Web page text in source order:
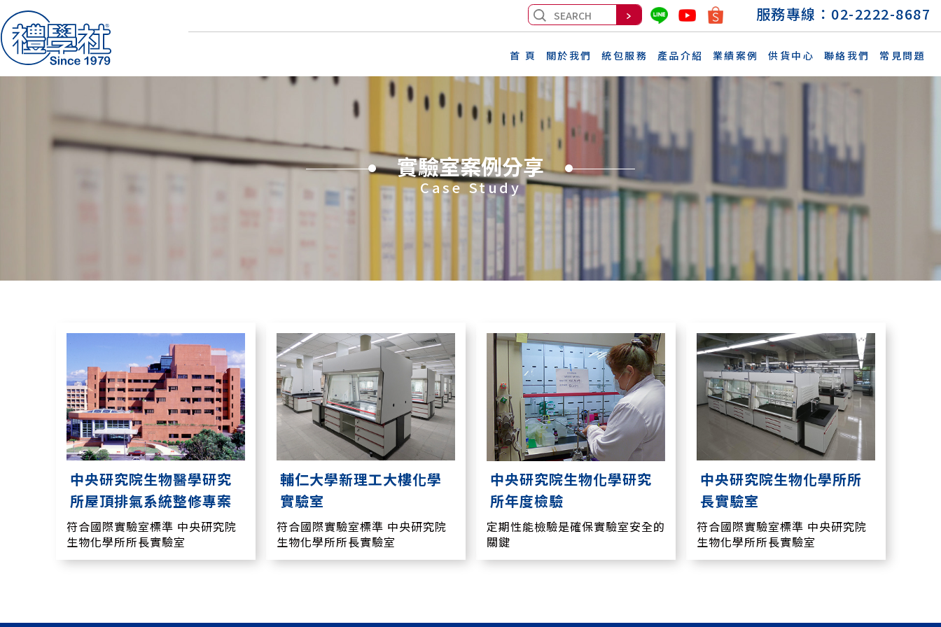
服務專線： 02-2222-8687
首 頁 關於我們 統包服務 產品介紹 業績案例 供貨中心 聯絡我們 常見問題
實驗室案例分享
Case Study
中央研究院生物醫學研究
所屋頂排氣系統整修專案
符合國際實驗室標準 中央研究院
生物化學所所長實驗室
輔仁大學新理工大樓化學
實驗室
符合國際實驗室標準 中央研究院
生物化學所所長實驗室
中央研究院生物化學研究
所年度檢驗
定期性能檢驗是確保實驗室安全的
關鍵
中央研究院生物化學所所
長實驗室
符合國際實驗室標準 中央研究院
生物化學所所長實驗室